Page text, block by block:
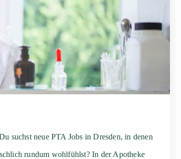
suchst neue PTA Jobs in Dresden, in denen
rundum wohlfühlst? In der Apotheke